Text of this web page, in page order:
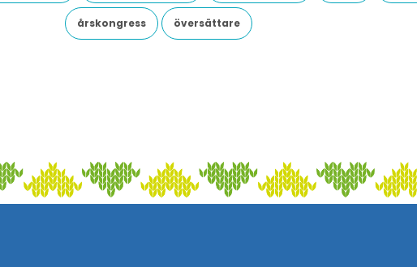
årskongress översättare